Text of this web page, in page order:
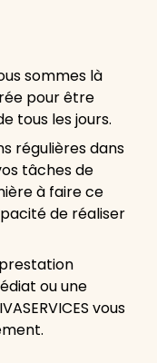
sommes là
pour être
tous les jours.
régulières dans
tâches de
à faire ce
de réaliser
ou une
vous